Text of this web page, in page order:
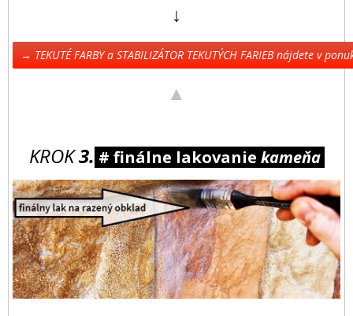
↓
→ TEKUTÉ FARBY a STABILIZÁTOR TEKUTÝCH FARIEB nájdete v
▲
KROK3. # finálne lakovanie kameňa